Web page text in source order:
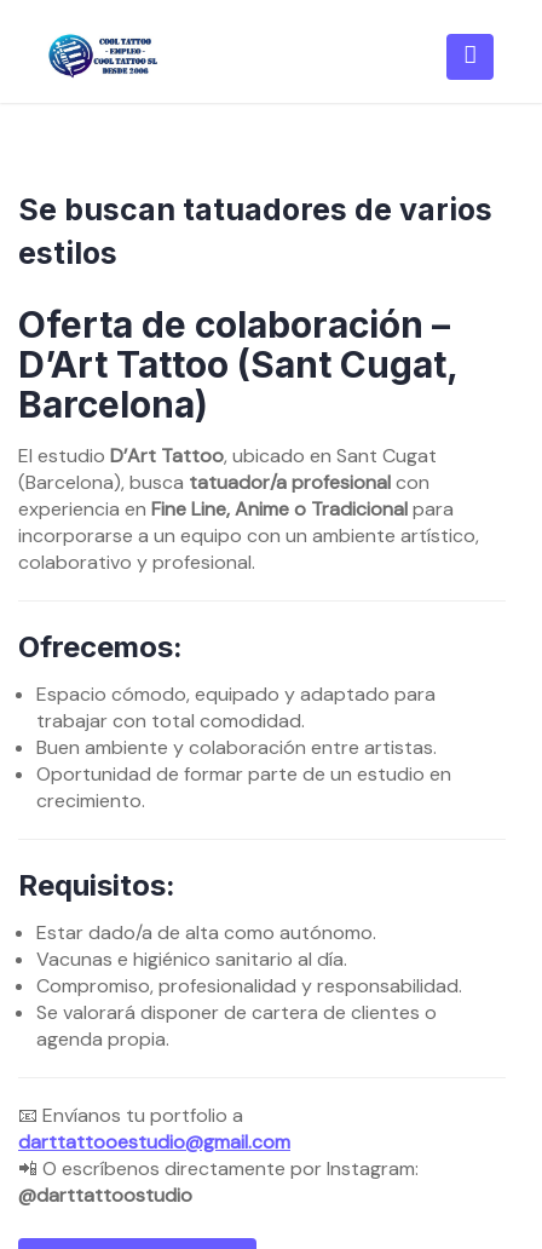
content
Se buscan tatuadores de varios
estilos
Oferta de colaboración –
D’Art Tattoo (Sant Cugat,
Barcelona)
El estudio D’Art Tattoo, ubicado en Sant Cugat
(Barcelona), busca tatuador/a profesionalcon
experiencia en Fine Line, Anime o Tradicionalpara
incorporarse a un equipo con un ambiente artístico,
colaborativo y profesional.
Ofrecemos:
Espacio cómodo, equipado y adaptado para
trabajar con total comodidad.
Buen ambiente y colaboración entre artistas.
Oportunidad de formar parte de un estudio en
crecimiento.
Requisitos:
Estar dado/a de alta como autónomo.
Vacunas e higiénico sanitario al día.
Compromiso, profesionalidad y responsabilidad.
Se valorará disponer de cartera de clientes o
agenda propia.
📧 Envíanos tu portfolio a
darttattooestudio@gmail.com
📲 O escríbenos directamente por Instagram:
@darttattoostudio